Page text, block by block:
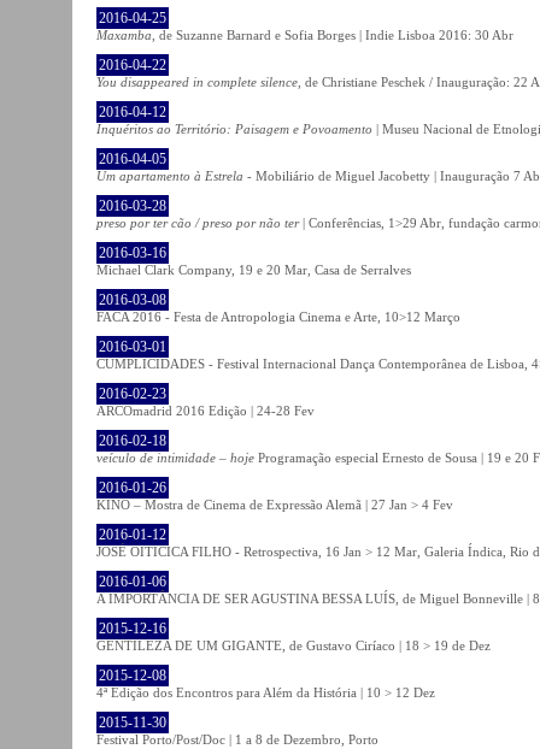
2016-04-25
Maxamba , de Suzanne Barnard e Sofia Borges | Indie Lisboa 2016: 30 Abr
2016-04-22
You disappeared in complete silence , de Christiane Peschek / Inauguração: 22
2016-04-12
Inquéritos ao Território: Paisagem e Povoamento | Museu Nacional de
2016-04-05
Um apartamento à Estrela - Mobiliário de Miguel Jacobetty | Inauguração 7
2016-03-28
preso por ter cão / preso por não ter| Conferências, 1>29 Abr, fundação
2016-03-16
Michael Clark Company, 19 e 20 Mar, Casa de Serralves
2016-03-08
FACA 2016 - Festa de Antropologia Cinema e Arte, 10>12 Março
2016-03-01
CUMPLICIDADES - Festival Internacional Dança Contemporânea de Lisboa,
2016-02-23
ARCOmadrid 2016 Edição | 24-28 Fev
2016-02-18
veículo de intimidade – hoje Programação especial Ernesto de Sousa | 19 e 20
2016-01-26
KINO – Mostra de Cinema de Expressão Alemã | 27 Jan > 4 Fev
2016-01-12
JOSÉ OITICICA FILHO - Retrospectiva, 16 Jan > 12 Mar, Galeria Índica, Rio
2016-01-06
A IMPORTÂNCIA DE SER AGUSTINA BESSA LUÍS, de Miguel Bonneville |
2015-12-16
GENTILEZA DE UM GIGANTE, de Gustavo Ciríaco | 18 > 19 de Dez
2015-12-08
4ª Edição dos Encontros para Além da História | 10 > 12 Dez
2015-11-30
Festival Porto/Post/Doc | 1 a 8 de Dezembro, Porto